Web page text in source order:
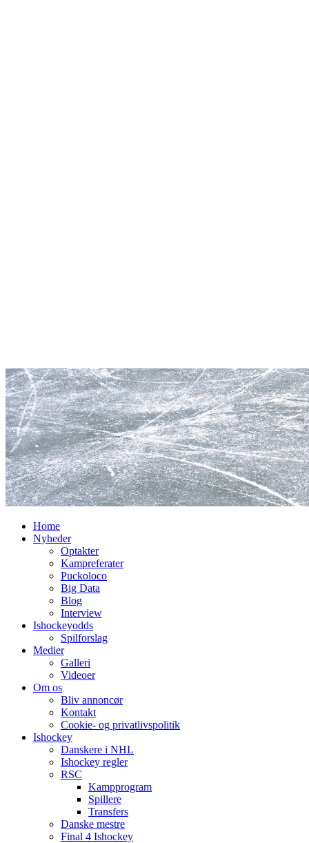
Home
Nyheder
Optakter
Kampreferater
Puckoloco
Big Data
Blog
Interview
Ishockeyodds
Spilforslag
Medier
Galleri
Videoer
Om os
Bliv annoncør
Kontakt
Cookie- og privatlivspolitik
Ishockey
Danskere i NHL
Ishockey regler
RSC
Kampprogram
Spillere
Transfers
Danske mestre
Final 4 Ishockey